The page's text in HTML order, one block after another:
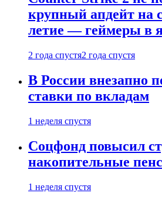
крупный апдейт на
летие — геймеры в
2 года спустя2 года спустя
В России внезапно
ставки по вкладам
1 неделя спустя
Соцфонд повысил
накопительные
1 неделя спустя